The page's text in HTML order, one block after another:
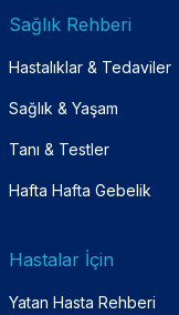
Sağlık Rehberi
Hastalıklar & Tedaviler
Sağlık & Yaşam
Tanı & Testler
Hafta Hafta Gebelik
Hastalar İçin
Yatan Hasta Rehberi